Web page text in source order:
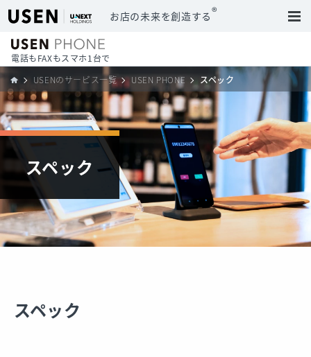
お店の未来を創造する®
電話もFAXもスマホ1台で
USENのサービス一覧
USEN PHONE スペック
スペック
スペック